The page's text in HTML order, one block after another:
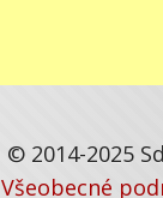
© 2014-2025
Všeobecné